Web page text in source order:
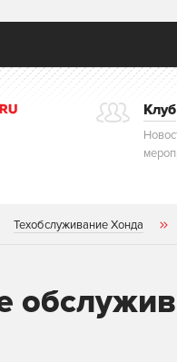
Клуб
Техобслуживание Хонда